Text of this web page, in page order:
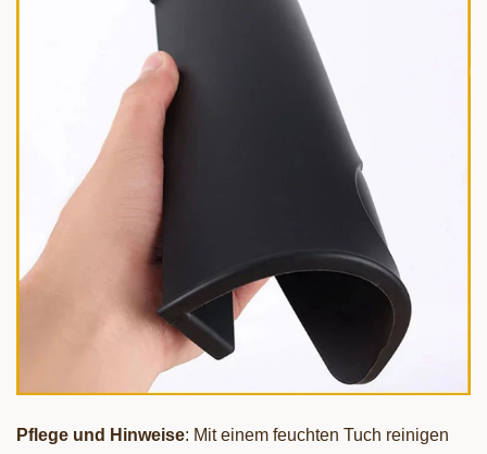
Pflege und Hinweise: Mit einem feuchten Tuch reinigen